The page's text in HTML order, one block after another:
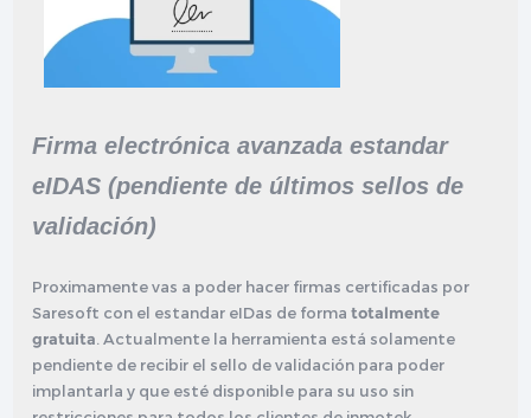
Firma electrónica avanzada estandar
eIDAS (pendiente de últimos sellos de
validación)
Proximamente vas a poder hacer firmas certificadas por
Saresoft con el estandar eIDas de forma totalmente
gratuita . Actualmente la herramienta está solamente
pendiente de recibir el sello de validación para poder
implantarla y que esté disponible para su uso sin